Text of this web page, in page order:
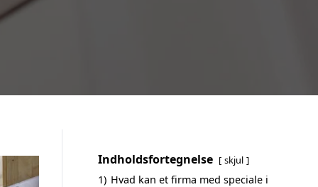
Indholdsfortegnelse skjul
1) Hvad kan et firma med speciale i